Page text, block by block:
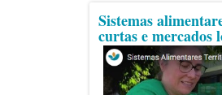
Sistemas
curtas e mercados